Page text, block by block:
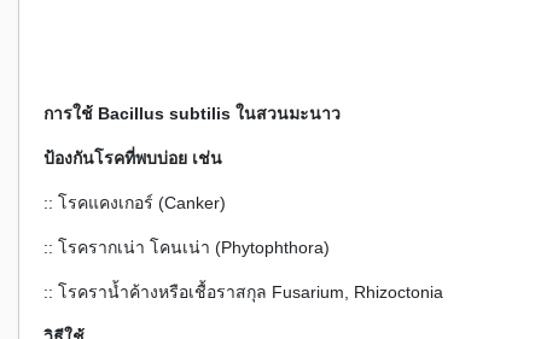
การใช้ Bacillus subtilis ในสวนมะนาว
ป้องกันโรคที่พบบ่อย เช่น
:: โรคแคงเกอร์ (Canker)
:: โรครากเน่า โคนเน่า (Phytophthora)
:: โรคราน้ำค้างหรือเชื้อราสกุล Fusarium, Rhizoctonia